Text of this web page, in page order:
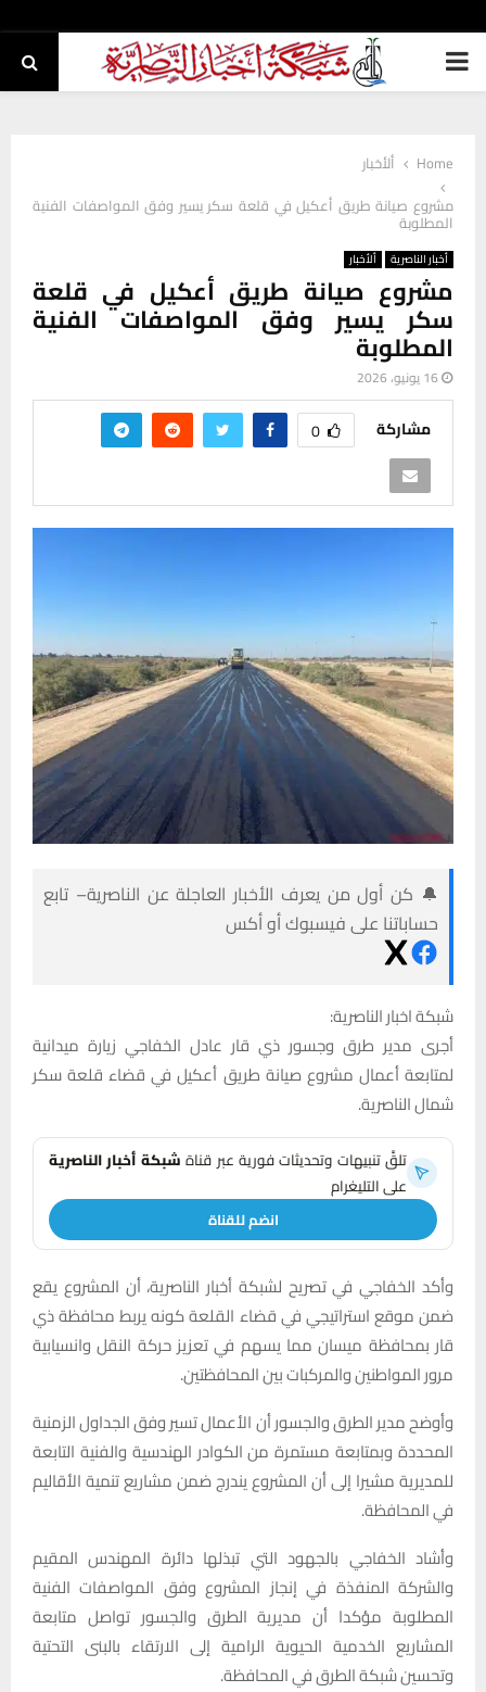
PRIMARY
Home
ألأخبار
مشروع صيانة طريق أعكيل في قلعة سكر يسير وفق المواصفات الفنية
المطلوبة
أخبار الناصرية ألأخبار
مشروع صيانة طريق أعكيل في قلعة
سكر يسير وفق المواصفات الفنية
المطلوبة
16 يونيو، 2026
مشاركة 0
🔔 كن أول من يعرف الأخبار العاجلة عن الناصرية– تابع
حساباتنا على فيسبوك أو أكس
شبكة اخبار الناصرية:
أجرى مدير طرق وجسور ذي قار عادل الخفاجي زيارة ميدانية
لمتابعة أعمال مشروع صيانة طريق أعكيل في قضاء قلعة سكر
شمال الناصرية.
تلقَّ تنبيهات وتحديثات فورية عبر قناةشبكة أخبار الناصرية
على التليغرام
انضم للقناة
وأكد الخفاجي في تصريح لشبكة أخبار الناصرية، أن المشروع يقع
ضمن موقع استراتيجي في قضاء القلعة كونه يربط محافظة ذي
قار بمحافظة ميسان مما يسهم في تعزيز حركة النقل وانسيابية
مرور المواطنين والمركبات بين المحافظتين.
وأوضح مدير الطرق والجسور أن الأعمال تسير وفق الجداول الزمنية
المحددة وبمتابعة مستمرة من الكوادر الهندسية والفنية التابعة
للمديرية مشيرا إلى أن المشروع يندرج ضمن مشاريع تنمية الأقاليم
في المحافظة.
وأشاد الخفاجي بالجهود التي تبذلها دائرة المهندس المقيم
والشركة المنفذة في إنجاز المشروع وفق المواصفات الفنية
المطلوبة مؤكدا أن مديرية الطرق والجسور تواصل متابعة
المشاريع الخدمية الحيوية الرامية إلى الارتقاء بالبنى التحتية
وتحسين شبكة الطرق في المحافظة.